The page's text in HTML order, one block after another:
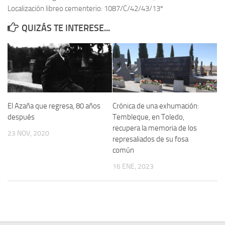
Memoria Histórica
Investigación previa de la represión en Talavera de la Reina (1937-
1947).
Informe Represión en Toledo 1936-1947 | Buscador
Informe de la fosa de abril de 1939 de Tembleque
Enciclopedia Republicana
Militantes históricos IR
Izquierda Republicana. Agrupaciones y Militantes (1934-1939)
Localización libreo cementerio: 1087/C/42/43/13º
QUIZÁS TE INTERESE...
El Azaña que regresa, 80 años
después
23 NOV, 2020
Crónica de una exhumación:
Tembleque, en Toledo,
recupera la memoria de los
represaliados de su fosa
común
16 ENE, 2023